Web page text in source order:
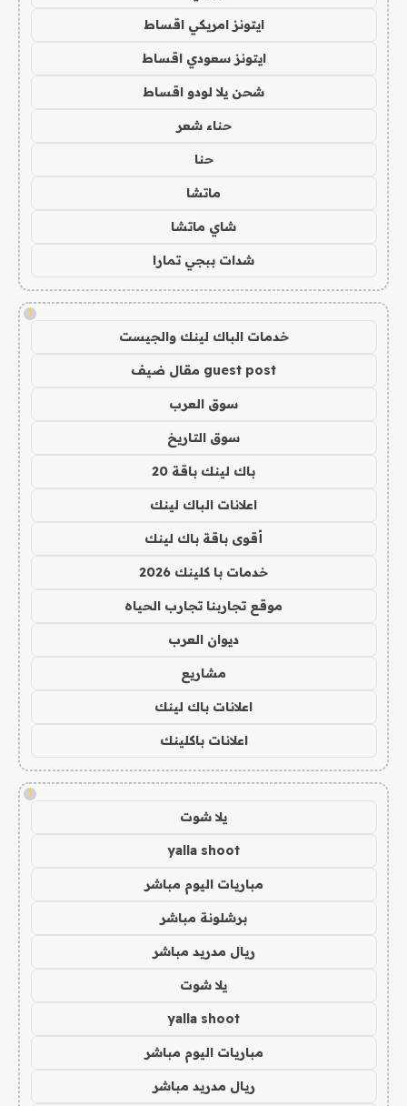
ايتونز امريكي اقساط
ايتونز سعودي اقساط
شحن يلا لودو اقساط
حناء شعر
حنا
ماتشا
شاي ماتشا
شدات ببجي تمارا
!
خدمات الباك لينك والجيست
guest post مقال ضيف
سوق العرب
سوق التاريخ
باك لينك باقة 20
اعلانات الباك لينك
أقوى باقة باك لينك
خدمات با كلينك 2026
موقع تجاربنا تجارب الحياه
ديوان العرب
مشاريع
اعلانات باك لينك
اعلانات باكلينك
!
يلا شوت
yalla shoot
مباريات اليوم مباشر
برشلونة مباشر
ريال مدريد مباشر
يلا شوت
yalla shoot
مباريات اليوم مباشر
ريال مدريد مباشر